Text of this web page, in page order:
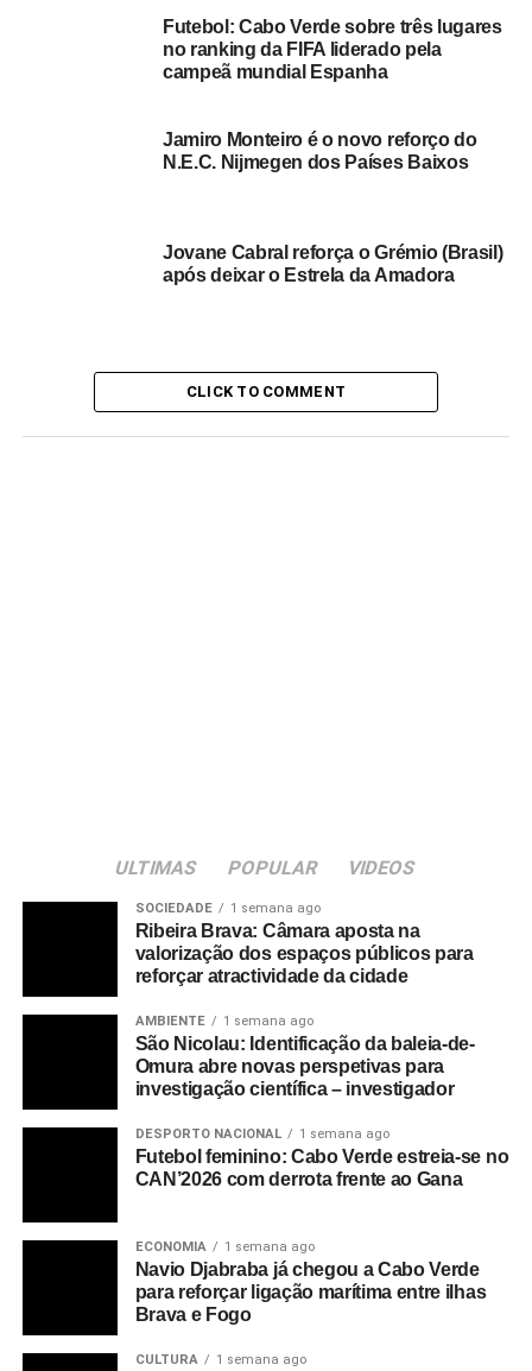
Futebol/ São Nicolau: Talho inicia treinos de
preparação para nova época (c/áudio)
São Nicolau: AJAT-SN já prepara para a nova
época desportiva (C/áudio)
Futebol: Cabo Verde sobre três lugares
no ranking da FIFA liderado pela
campeã mundial Espanha
Jamiro Monteiro é o novo reforço do
N.E.C. Nijmegen dos Países Baixos
Jovane Cabral reforça o Grémio (Brasil)
após deixar o Estrela da Amadora
CLICK TO COMMENT
ULTIMAS POPULAR VIDEOS
SOCIEDADE 1 semana ago
Ribeira Brava: Câmara aposta na
valorização dos espaços públicos para
reforçar atractividade da cidade
AMBIENTE 1 semana ago
São Nicolau: Identificação da baleia-de-
Omura abre novas perspetivas para
investigação científica – investigador
DESPORTO NACIONAL 1 semana ago
Futebol feminino: Cabo Verde estreia-se no
CAN’2026 com derrota frente ao Gana
ECONOMIA 1 semana ago
Navio Djabraba já chegou a Cabo Verde
para reforçar ligação marítima entre ilhas
Brava e Fogo
CULTURA 1 semana ago